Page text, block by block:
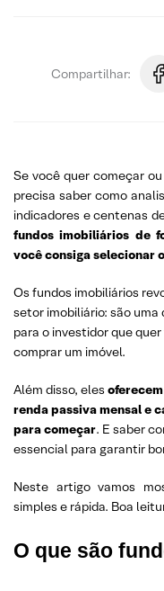
Compartilhar:
Se você quer começar
precisa saber como
indicadores e centenas
fundos imobiliários de
você consiga selecionar
Os fundos imobiliários
setor imobiliário: são uma
para o investidor que
comprar um imóvel.
Além disso, eles
renda passiva mensal e
para começar. E saber
essencial para garantir
Neste artigo vamos
simples e rápida. Boa
O que são